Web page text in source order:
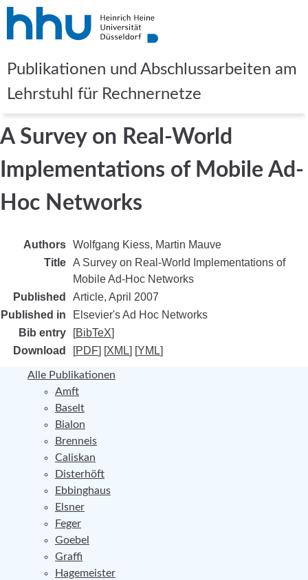
Publikationen und Abschlussarbeiten am
Lehrstuhl für Rechnernetze
Alle Publikationen
Amft
Baselt
Bialon
Brenneis
Caliskan
Disterhöft
Ebbinghaus
Elsner
Feger
Goebel
Graffi
Hagemeister
A Survey on Real-World
Implementations of Mobile Ad-
Hoc Networks
Authors Wolfgang Kiess Martin Mauve
Title A Survey on Real-World Implementations of
Mobile Ad-Hoc Networks
Published
Article, April 2007
Published in
Elsevier's Ad Hoc Networks
Bib entry
BibTeX
Download
PDF XML YML